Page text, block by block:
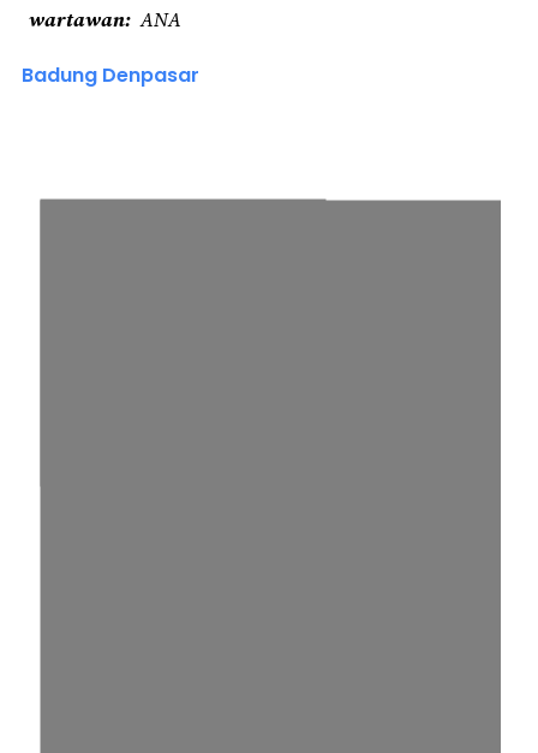
wartawan ANA
Badung Denpasar